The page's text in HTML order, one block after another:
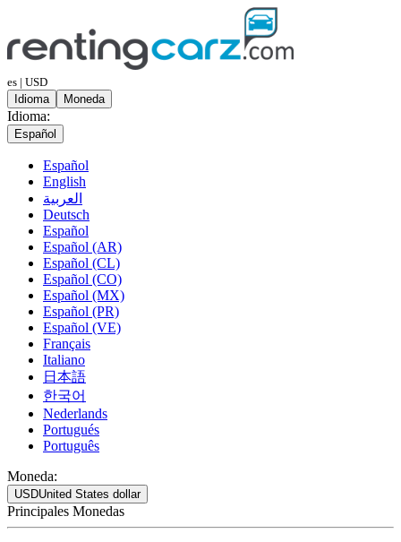
es | USD
Idioma
Moneda
Idioma:
Español
Español
English
العربية
Deutsch
Español
Español (AR)
Español (CL)
Español (CO)
Español (MX)
Español (PR)
Español (VE)
Français
Italiano
日本語
한국어
Nederlands
Portugués
Português
Moneda:
USDUnited States dollar
Principales Monedas